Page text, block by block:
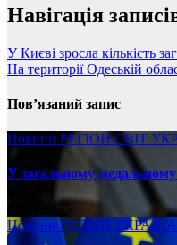
Навігація
У Києві зросла кількість
На території Одеській
Пов’язаний запис
Новини РЕГІОНСВІТ
У загальному медальному
08.17.2025
НовиниРЕГІОН УКРАЇНА